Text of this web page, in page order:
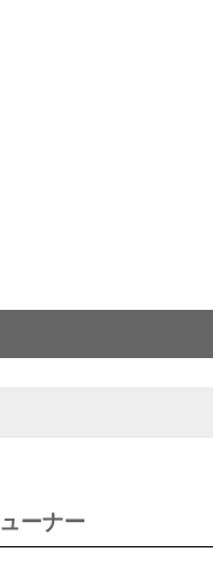
ーナー